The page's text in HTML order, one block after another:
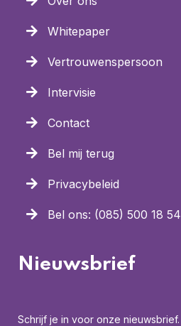
Whitepaper
Vertrouwenspersoon
Intervisie
Contact
Bel mij terug
Privacybeleid
Bel ons: (085) 500 18 54
Nieuwsbrief
Schrijf je in voor onze nieuwsbrief.